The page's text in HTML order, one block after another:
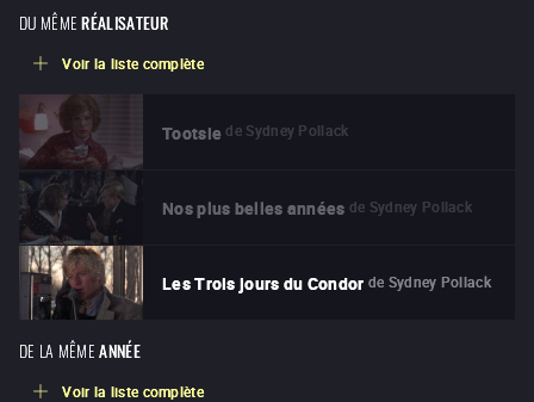
DU MÊME RÉALISATEUR
Voir la liste complète
Tootsie de Sydney Pollack
Nos plus belles années de Sydney Pollack
Les Trois jours du Condor de Sydney Pollack
DE LA MÊME ANNÉE
Voir la liste complète